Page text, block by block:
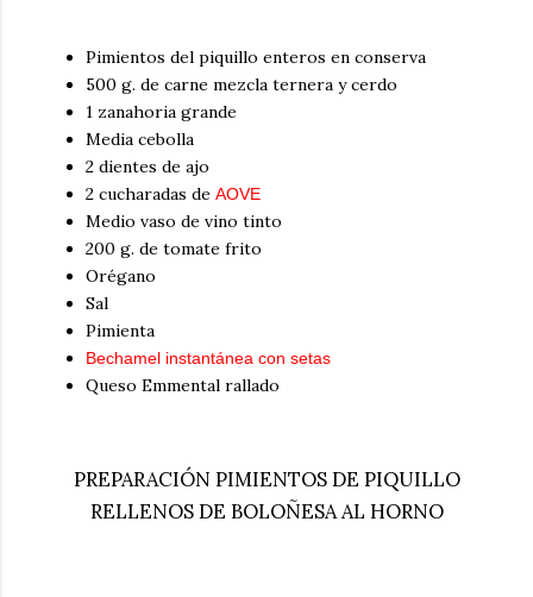
Pimientos del piquillo enteros en conserva
500 g. de carne mezcla ternera y cerdo
1 zanahoria grande
Media cebolla
2 dientes de ajo
2 cucharadas de AOVE
Medio vaso de vino tinto
200 g. de tomate frito
Orégano
Sal
Pimienta
Bechamel instantánea con setas
Queso Emmental rallado
PREPARACIÓN PIMIENTOS DE PIQUILLO
RELLENOS DE BOLOÑESA AL HORNO